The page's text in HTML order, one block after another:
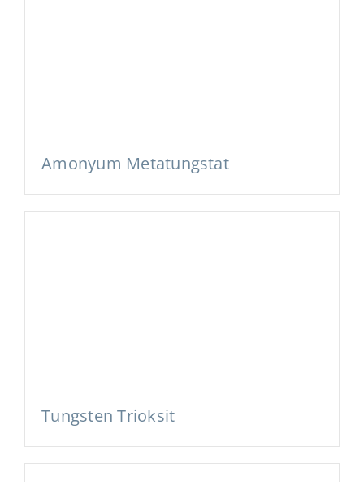
Amonyum Metatungstat
Tungsten Trioksit